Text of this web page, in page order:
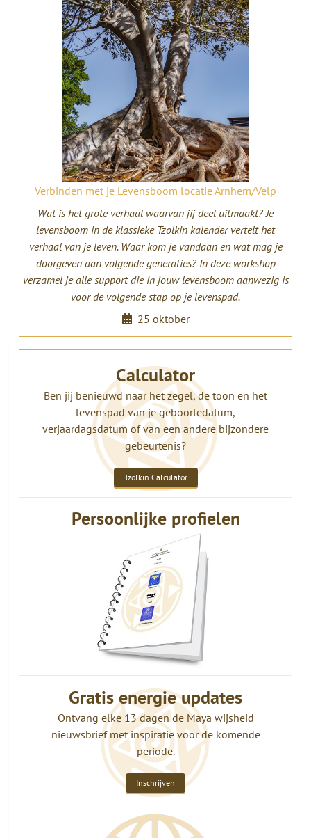
Verbinden met je Levensboom locatie Arnhem/Velp
Wat is het grote verhaal waarvan jij deel uitmaakt? Je
levensboom in de klassieke Tzolkin kalender vertelt het
verhaal van je leven. Waar kom je vandaan en wat mag je
doorgeven aan volgende generaties? In deze workshop
verzamel je alle support die in jouw levensboom aanwezig is
voor de volgende stap op je levenspad.
25 oktober
Calculator
Ben jij benieuwd naar het zegel, de toon en het
levenspad van je geboortedatum,
verjaardagsdatum of van een andere bijzondere
gebeurtenis?
Tzolkin Calculator
Persoonlijke profielen
Gratis energie updates
Ontvang elke 13 dagen de Maya wijsheid
nieuwsbrief met inspiratie voor de komende
periode.
Inschrijven